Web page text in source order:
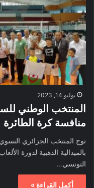
يوليو 14, 2023
المنتخب الوطني
منافسة كرة الطائرة
توج المنتخب الجزائري
بالميدالية الذهبية لدورة
التونسي…
أكمل القراءة »